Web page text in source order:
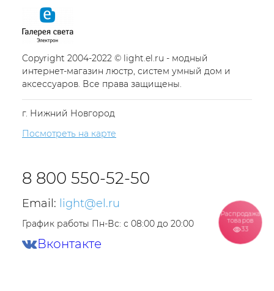
Copyright 2004-2022 © light.el.ru - модный
интернет-магазин люстр, систем умный дом и
аксессуаров. Все права защищены.
г. Нижний Новгород
Посмотреть на карте
8 800 550-52-50
Email: light@el.ru
График работы Пн-Вс: с 08:00 до 20:00
Вконтакте
Распродажа
товаров
33